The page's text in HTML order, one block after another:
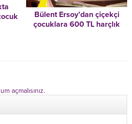
Bülent Ersoy’dan çiçekçi
çocuklara 600 TL harçlık
açmalısınız.